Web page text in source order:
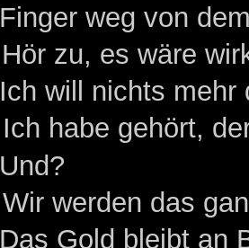
Finger weg von
Hör zu, es wäre
Ich will nichts mehr
Ich habe gehört,
Und?
Wir werden das
Das Gold bleibt an